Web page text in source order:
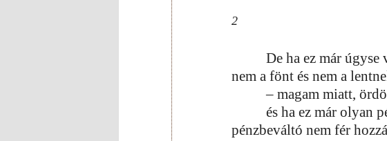
2
De ha ez már úgyse
nem a fönt és nem a
– magam miatt,
és ha ez már olyan
pénzbeváltó nem fér